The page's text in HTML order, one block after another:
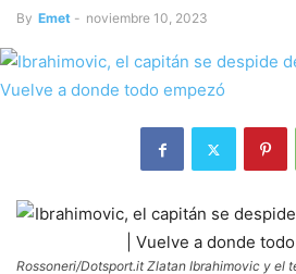
By Emet - noviembre 10, 2023
Rossoneri/Dotsport.it Zlatan Ibrahimovic y el